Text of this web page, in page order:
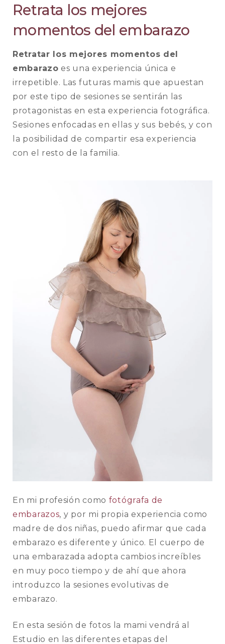
Retrata los mejores
momentos del embarazo
Retratar los mejores momentos del
embarazo es una experiencia única e
irrepetible. Las futuras mamis que apuestan
por este tipo de sesiones se sentirán las
protagonistas en esta experiencia fotográfica.
Sesiones enfocadas en ellas y sus bebés, y con
la posibilidad de compartir esa experiencia
con el resto de la familia.
En mi profesión como fotógrafa de
embarazos, y por mi propia experiencia como
madre de dos niñas, puedo afirmar que cada
embarazo es diferente y único. El cuerpo de
una embarazada adopta cambios increíbles
en muy poco tiempo y de ahí que ahora
introduzco la sesiones evolutivas de
embarazo.
En esta sesión de fotos la mami vendrá al
Estudio en las diferentes etapas del